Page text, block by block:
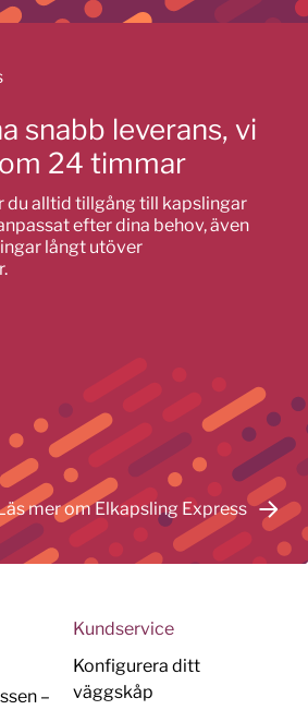
snabb leverans, vi
24 timmar
du alltid tillgång till kapslingar
efter dina behov, även
långt utöver
mer om Elkapsling Express
–
Kundservice
Konfigurera ditt
väggskåp